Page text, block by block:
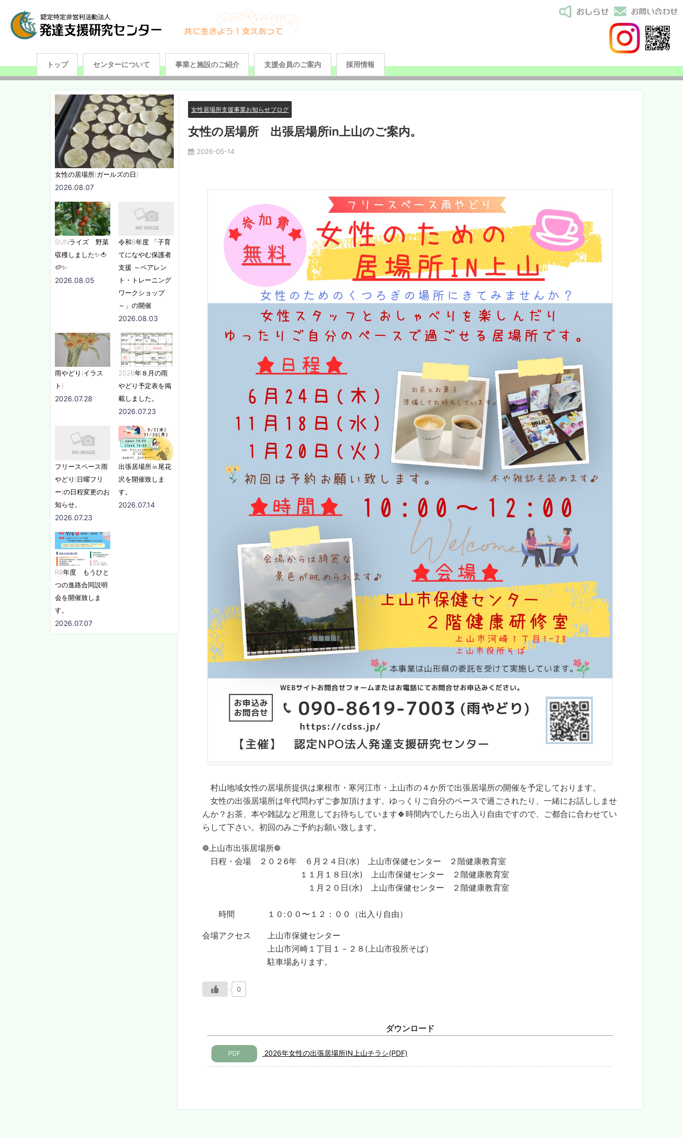
トップ センターについて 事業と施設のご紹介 支援会員のご案内 採用情報
女性居場所支援事業お知らせブログ
女性の居場所 出張居場所in上山のご案内。
2026-05-14
村山地域女性の居場所提供は東根市・寒河江市・上山市の４か所で出張居場所の開催を予定しております。
女性の出張居場所は年代問わずご参加頂けます。ゆっくりご自分のペースで過ごされたり、一緒にお話ししませ
んか？お茶、本や雑誌など用意してお待ちしています🍀時間内でしたら出入り自由ですので、ご都合に合わせてい
らして下さい。初回のみご予約お願い致します。
❁上山市出張居場所❁
日程・会場 ２０２6年 ６月２４日(水) 上山市保健センター ２階健康教育室
１１月１８日(水) 上山市保健センター ２階健康教育室
１月２０日(水) 上山市保健センター ２階健康教育室
時間 １０:００〜１２：００（出入り自由）
会場アクセス 上山市保健センター
上山市河崎１丁目１－２８(上山市役所そば）
駐車場あります。
0
ダウンロード
PDF 2026年女性の出張居場所IN上山チラシ(PDF)
女性の居場所(ガールズの日)
2026.08.07
SUNライズ 野菜
収穫しました✨🍅
🥔✨
2026.08.05
令和8年度 「子育
てになやむ保護者
支援 ～ペアレン
ト・トレーニング
ワークショップ
～」の開催
2026.08.03
雨やどり(イラス
ト)
2026.07.28
2026年８月の雨
やどり予定表を掲
載しました。
2026.07.23
フリースペース雨
やどり(日曜フリ
ー)の日程変更のお
知らせ。
2026.07.23
出張居場所㏌尾花
沢を開催致しま
す。
2026.07.14
R8年度 もうひと
つの進路合同説明
会を開催致しま
す。
2026.07.07